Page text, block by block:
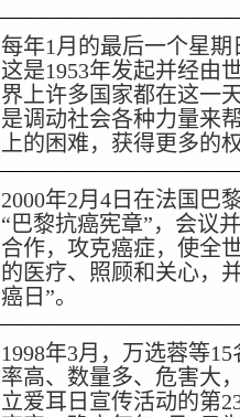
每年1 月的最后一个星期
这是1953年发起并经由
界上许多国家都在这一
是调动社会各种力量来
上的困难，获得更多的
2000年2月4 日 在法国巴
“巴黎抗癌宪章”，会议
合作，攻克癌症，使全
的医疗、照顾和关心，
癌日”。
1998年3月，万选蓉等15
率高、数量多、危害大
立爱耳日宣传活动的第